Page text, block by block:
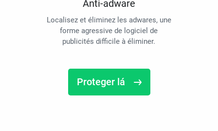
Anti-adware
Localisez et éliminez les adwares, une
forme agressive de logiciel de
publicités difficile à éliminer.
Proteger lá